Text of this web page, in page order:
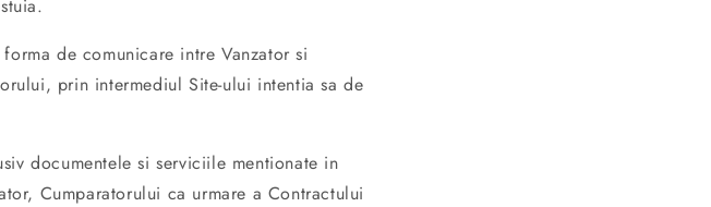
de comunicare intre Vanzator si
prin intermediul Site-ului intentia sa de
documentele si serviciile mentionate in
Cumparatorului ca urmare a Contractului